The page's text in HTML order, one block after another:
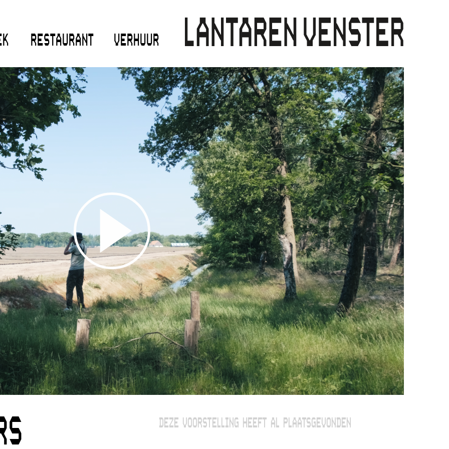
RESTAURANT VERHUUR
DEZE VOORSTELLING HEEFT AL PLAATSGEVONDEN